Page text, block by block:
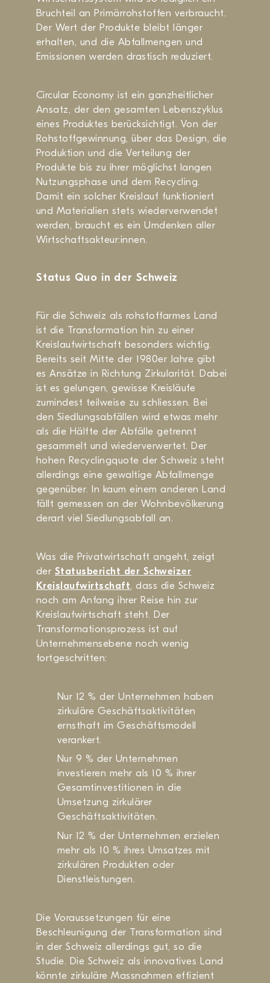
Bruchteil an Primärrohstoffen verbraucht.
Der Wert der Produkte bleibt länger
erhalten, und die Abfallmengen und
Emissionen werden drastisch reduziert.
Circular Economy ist ein ganzheitlicher
Ansatz, der den gesamten Lebenszyklus
eines Produktes berücksichtigt. Von der
Rohstoffgewinnung, über das Design, die
Produktion und die Verteilung der
Produkte bis zu ihrer möglichst langen
Nutzungsphase und dem Recycling.
Damit ein solcher Kreislauf funktioniert
und Materialien stets wiederverwendet
werden, braucht es ein Umdenken aller
Wirtschaftsakteur:innen.
Status Quo in der Schweiz
Für die Schweiz als rohstoffarmes Land
ist die Transformation hin zu einer
Kreislaufwirtschaft besonders wichtig.
Bereits seit Mitte der 1980er Jahre gibt
es Ansätze in Richtung Zirkularität. Dabei
ist es gelungen, gewisse Kreisläufe
zumindest teilweise zu schliessen. Bei
den Siedlungsabfällen wird etwas mehr
als die Hälfte der Abfälle getrennt
gesammelt und wiederverwertet. Der
hohen Recyclingquote der Schweiz steht
allerdings eine gewaltige Abfallmenge
gegenüber. In kaum einem anderen Land
fällt gemessen an der Wohnbevölkerung
derart viel Siedlungsabfall an.
Was die Privatwirtschaft angeht, zeigt
der Statusbericht der Schweizer
Kreislaufwirtschaft, dass die Schweiz
noch am Anfang ihrer Reise hin zur
Kreislaufwirtschaft steht. Der
Transformationsprozess ist auf
Unternehmensebene noch wenig
fortgeschritten:
Nur 12 % der Unternehmen haben
zirkuläre Geschäftsaktivitäten
ernsthaft im Geschäftsmodell
verankert.
Nur 9 % der Unternehmen
investieren mehr als 10 % ihrer
Gesamtinvestitionen in die
Umsetzung zirkulärer
Geschäftsaktivitäten.
Nur 12 % der Unternehmen erzielen
mehr als 10 % ihres Umsatzes mit
zirkulären Produkten oder
Dienstleistungen.
Die Voraussetzungen für eine
Beschleunigung der Transformation sind
in der Schweiz allerdings gut, so die
Studie. Die Schweiz als innovatives Land
könnte zirkuläre Massnahmen effizient